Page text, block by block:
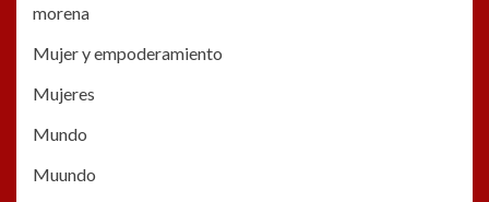
morena
Mujer y empoderamiento
Mujeres
Mundo
Muundo